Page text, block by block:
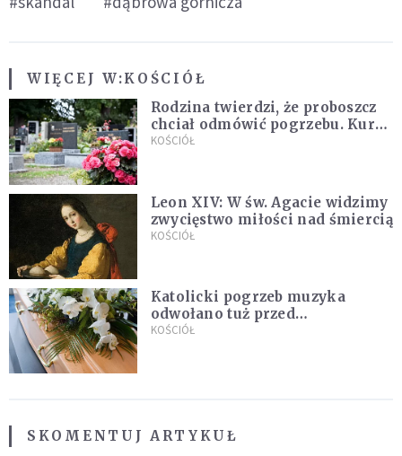
WIĘCEJ W:KOŚCIÓŁ
Rodzina twierdzi, że proboszcz
chciał odmówić pogrzebu. Kuria
zapowiada wyjaśnienia
KOŚCIÓŁ
Leon XIV: W św. Agacie widzimy
zwycięstwo miłości nad śmiercią
KOŚCIÓŁ
Katolicki pogrzeb muzyka
odwołano tuż przed
uroczystością. Powodem była
KOŚCIÓŁ
SKOMENTUJ ARTYKUŁ